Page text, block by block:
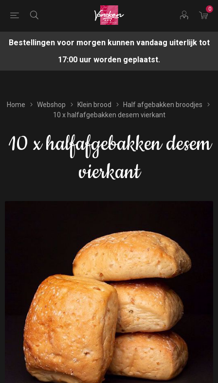
0
Bestellingen voor morgen kunnen vandaag uiterlijk tot
17:00 uur worden geplaatst.
Home Webshop Klein brood
Half afgebakken broodjes
10 x halfafgebakken desem vierkant
10 x halfafgebakken desem
vierkant